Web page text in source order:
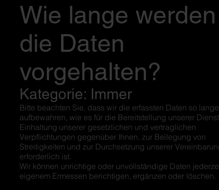
Wie lange werden
die Daten
vorgehalten?
Kategorie: Immer
Bitte beachten Sie, dass wir die erfassten Daten so lange
aufbewahren, wie es für die Bereitstellung unserer
Einhaltung unserer gesetzlichen und vertraglichen
Verpflichtungen gegenüber Ihnen, zur Beilegung von
Streitigkeiten und zur Durchsetzung unserer
erforderlich ist.
Wir können unrichtige oder unvollständige Daten
eigenem Ermessen berichtigen, ergänzen oder löschen.